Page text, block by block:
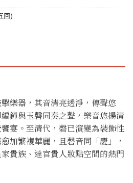
回)
樂器，其音清亮透淨，傳聲悠
鐘與玉磬同奏之聲，樂音悠揚清
宴。至清代，磬已演變為裝飾性
加繁複華麗，且磬音同「慶」，
貴族、達官貴人妝點空間的熱門